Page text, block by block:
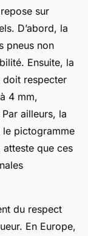
sur
D’abord, la
pneus non
Ensuite, la
doit respecter
4 mm,
ailleurs, la
pictogramme
que ces
du respect
En Europe,